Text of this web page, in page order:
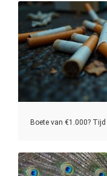
Boete van €1.000?